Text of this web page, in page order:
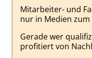
Mitarbeiter- und
nur in Medien
Gerade wer
profitiert von